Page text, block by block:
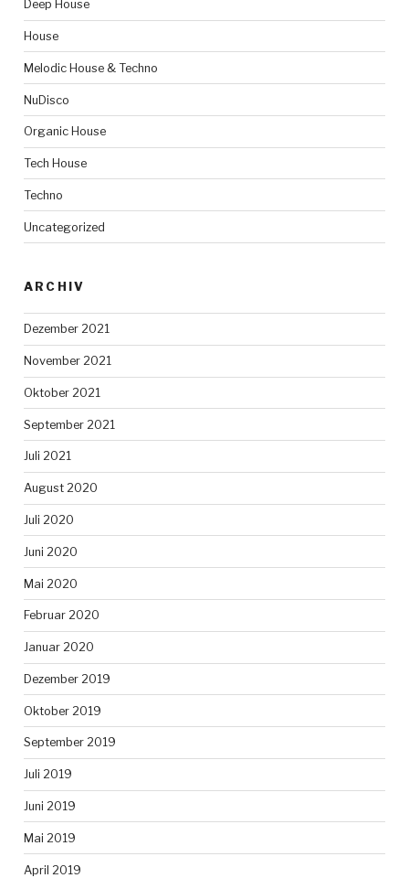
Deep House
House
Melodic House & Techno
NuDisco
Organic House
Tech House
Techno
Uncategorized
ARCHIV
Dezember 2021
November 2021
Oktober 2021
September 2021
Juli 2021
August 2020
Juli 2020
Juni 2020
Mai 2020
Februar 2020
Januar 2020
Dezember 2019
Oktober 2019
September 2019
Juli 2019
Juni 2019
Mai 2019
April 2019